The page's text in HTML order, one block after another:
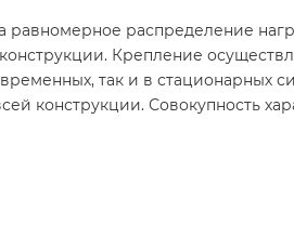
равномерное распределение
Крепление
так и в стационарных
конструкции. Совокупность